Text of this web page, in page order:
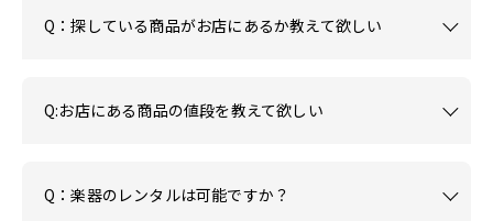
Q：探している商品がお店にあるか教えて欲しい
Q:お店にある商品の値段を教えて欲しい
Q：楽器のレンタルは可能ですか？